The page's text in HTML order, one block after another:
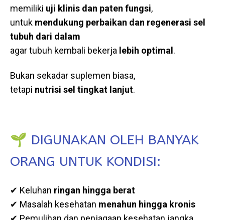
memiliki uji klinis dan paten fungsi,
untuk mendukung perbaikan dan regenerasi sel
tubuh dari dalam
agar tubuh kembali bekerja lebih optimal.
Bukan sekadar suplemen biasa,
tetapi nutrisi sel tingkat lanjut.
🌱 DIGUNAKAN OLEH BANYAK
ORANG UNTUK KONDISI:
✔ Keluhan ringan hingga berat
✔ Masalah kesehatan menahun hingga kronis